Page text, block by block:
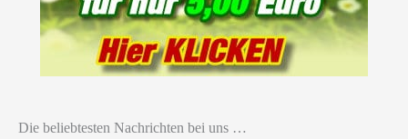
Die beliebtesten Nachrichten bei uns …